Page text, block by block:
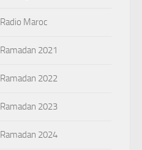
Radio Maroc
Ramadan 2021
Ramadan 2022
Ramadan 2023
Ramadan 2024